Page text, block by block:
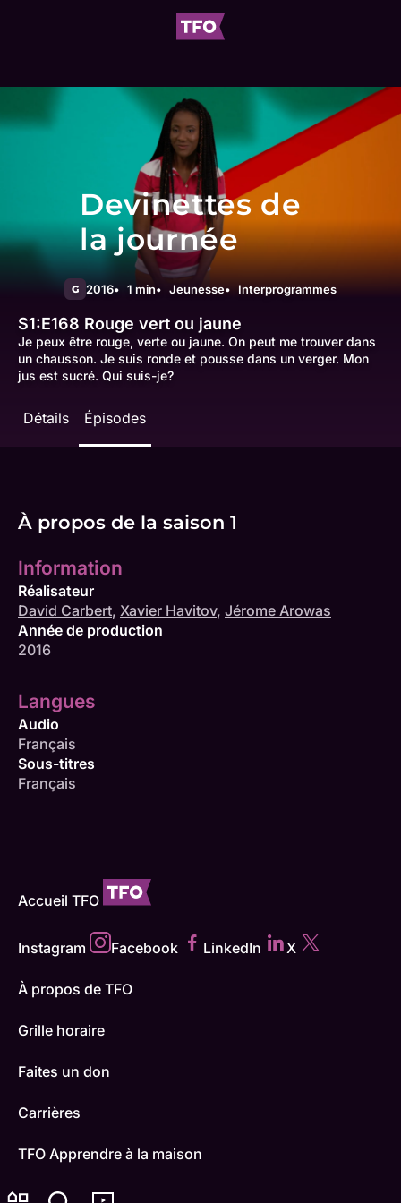
Devinettes de
la journée
G 2016 1 min Jeunesse Interprogrammes
S1:E168 Rouge vert ou jaune
Je peux être rouge, verte ou jaune. On peut me trouver dans
un chausson. Je suis ronde et pousse dans un verger. Mon
jus est sucré. Qui suis-je?
Détails Épisodes
À propos de la saison 1
Information
Réalisateur
David Carbert, Xavier Havitov, Jérome Arowas
Année de production
2016
Langues
Audio
Français
Sous-titres
Français
Accueil TFO
Instagram Facebook LinkedIn X
À propos de TFO
Grille horaire
Faites un don
Carrières
TFO Apprendre à la maison
Comment nous capter